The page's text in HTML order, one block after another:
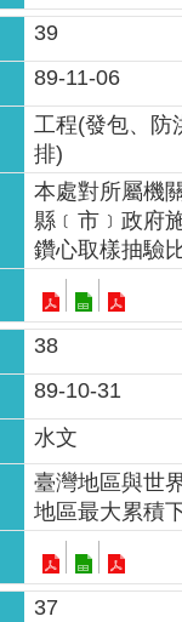
39
89-11-06
工程(發包、防
排)
本處對所屬機
縣﹝市﹞政府
鑽心取樣抽驗
38
89-10-31
水文
臺灣地區與世
地區最大累積
37